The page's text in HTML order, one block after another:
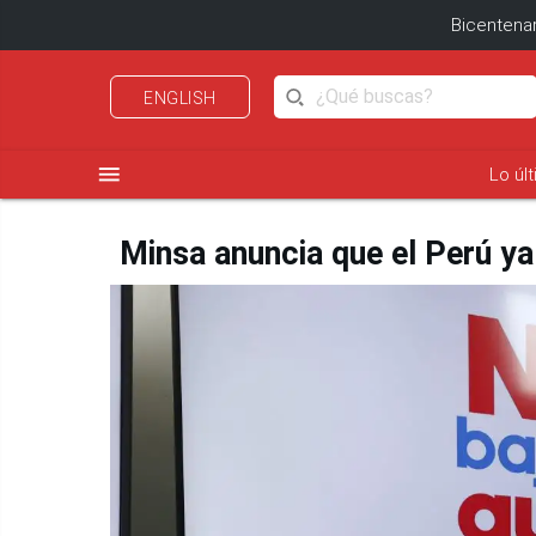
ENGLISH
menu Lo
Minsa anuncia que el Perú